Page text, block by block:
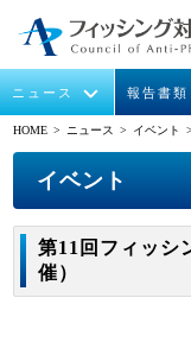
ニュース 報告書類
マンガで
HOME > ニュース > イベント
イベント
第11回フィッシ
催）